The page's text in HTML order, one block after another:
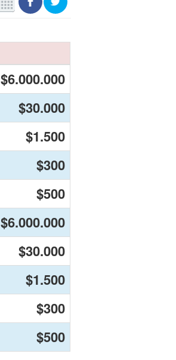
$6.000.000
$30.000
$1.500
$300
$500
$6.000.000
$30.000
$1.500
$300
$500